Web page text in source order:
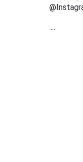
....